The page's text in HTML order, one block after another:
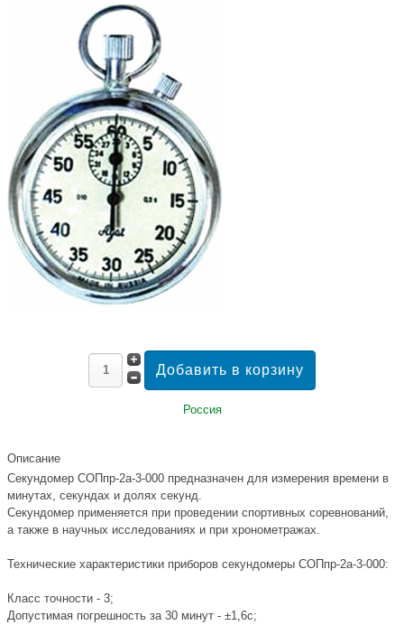
Россия
Описание
Секундомер СОПпр-2а-3-000 предназначен для измерения времени в
минутах, секундах и долях секунд.
Секундомер применяется при проведении спортивных соревнований,
а также в научных исследованиях и при хронометражах.
Технические характеристики приборов секундомеры СОПпр-2а-3-000:
Класс точности - 3;
Допустимая погрешность за 30 минут - ±1,6с;